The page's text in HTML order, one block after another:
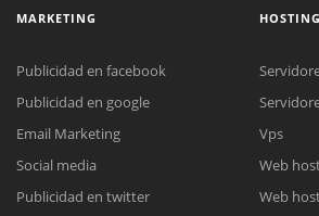
Reunión online
Nuestros ejecutivos le enviarán un correo
MARKETING
Publicidad en facebook
Publicidad en google
Email Marketing
Social media
Publicidad en twitter
HOSTING
Vps
Web
Web